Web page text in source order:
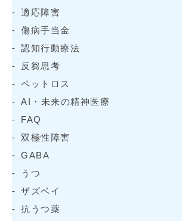
適応障害
傷病手当金
認知行動療法
反芻思考
ペットロス
AI・未来の精神医療
FAQ
双極性障害
GABA
うつ
ザズベイ
抗うつ薬